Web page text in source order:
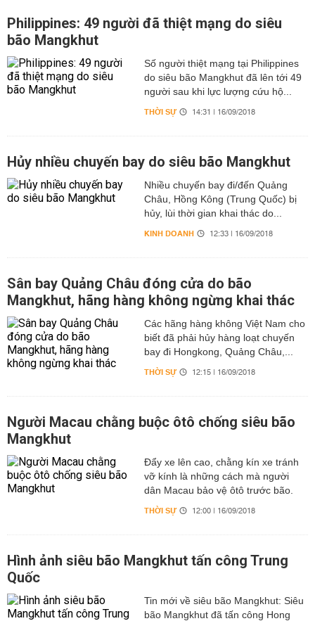
Philippines: 49 người đã thiệt mạng do siêu
bão Mangkhut
Số người thiệt mạng tại Philippines
do siêu bão Mangkhut đã lên tới 49
người sau khi lực lượng cứu hộ...
THỜI SỰ 14:31 | 16/09/2018
Hủy nhiều chuyến bay do siêu bão Mangkhut
Nhiều chuyến bay đi/đến Quảng
Châu, Hồng Kông (Trung Quốc) bị
hủy, lùi thời gian khai thác do...
KINH DOANH 12:33 | 16/09/2018
Sân bay Quảng Châu đóng cửa do bão
Mangkhut, hãng hàng không ngừng khai thác
Các hãng hàng không Việt Nam cho
biết đã phải hủy hàng loạt chuyến
bay đi Hongkong, Quảng Châu,...
THỜI SỰ 12:15 | 16/09/2018
Người Macau chằng buộc ôtô chống siêu bão
Mangkhut
Đẩy xe lên cao, chằng kín xe tránh
vỡ kính là những cách mà người
dân Macau bảo vệ ôtô trước bão.
THỜI SỰ 12:00 | 16/09/2018
Hình ảnh siêu bão Mangkhut tấn công Trung
Quốc
Tin mới về siêu bão Mangkhut: Siêu
bão Mangkhut đã tấn công Hong